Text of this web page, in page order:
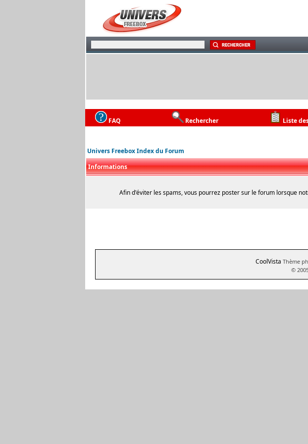
FAQ Rechercher Liste
Univers Freebox Index du Forum
Informations
Afin d'éviter les spams, vous pourrez poster sur le forum lorsque
CoolVista Thème
©